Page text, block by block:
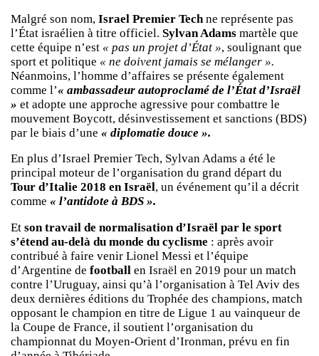
Malgré son nom, Israel Premier Tech ne représente pas
l’État israélien à titre officiel. Sylvan Adams martèle que
cette équipe n’est « pas un projet d’État », soulignant que
sport et politique « ne doivent jamais se mélanger ».
Néanmoins, l’homme d’affaires se présente également
comme l’« ambassadeur autoproclamé de l’État d’Israël
» et adopte une approche agressive pour combattre le
mouvement Boycott, désinvestissement et sanctions (BDS)
par le biais d’une « diplomatie douce ».
En plus d’Israel Premier Tech, Sylvan Adams a été le
principal moteur de l’organisation du grand départ du
Tour d’Italie 2018 en Israël, un événement qu’il a décrit
comme « l’antidote à BDS ».
Et son travail de normalisation d’Israël par le sport
s’étend au-delà du monde du cyclisme : après avoir
contribué à faire venir Lionel Messi et l’équipe
d’Argentine de football en Israël en 2019 pour un match
contre l’Uruguay, ainsi qu’à l’organisation à Tel Aviv des
deux dernières éditions du Trophée des champions, match
opposant le champion en titre de Ligue 1 au vainqueur de
la Coupe de France, il soutient l’organisation du
championnat du Moyen-Orient d’Ironman, prévu en fin